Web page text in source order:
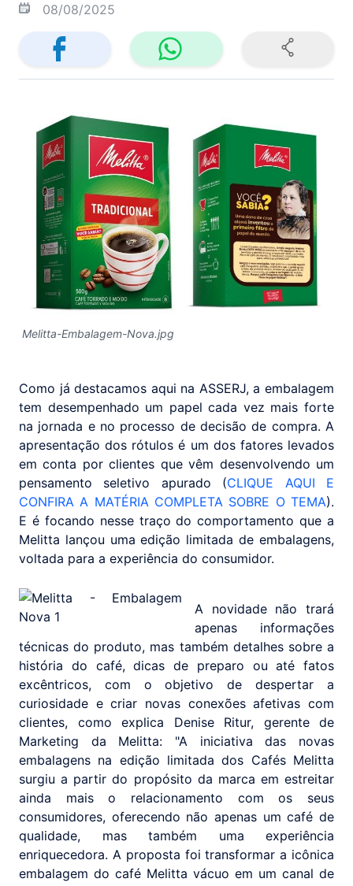
08/08/2025
Melitta-Embalagem-Nova.jpg
Como já destacamos aqui na ASSERJ, a embalagem
tem desempenhado um papel cada vez mais forte
na jornada e no processo de decisão de compra. A
apresentação dos rótulos é um dos fatores levados
em conta por clientes que vêm desenvolvendo um
pensamento seletivo apurado (CLIQUE AQUI E
CONFIRA A MATÉRIA COMPLETA SOBRE O TEMA).
E é focando nesse traço do comportamento que a
Melitta lançou uma edição limitada de embalagens,
voltada para a experiência do consumidor.
A novidade não trará
apenas informações
técnicas do produto, mas também detalhes sobre a
história do café, dicas de preparo ou até fatos
excêntricos, com o objetivo de despertar a
curiosidade e criar novas conexões afetivas com
clientes, como explica Denise Ritur, gerente de
Marketing da Melitta: "A iniciativa das novas
embalagens na edição limitada dos Cafés Melitta
surgiu a partir do propósito da marca em estreitar
ainda mais o relacionamento com os seus
consumidores, oferecendo não apenas um café de
qualidade, mas também uma experiência
enriquecedora. A proposta foi transformar a icônica
embalagem do café Melitta vácuo em um canal de